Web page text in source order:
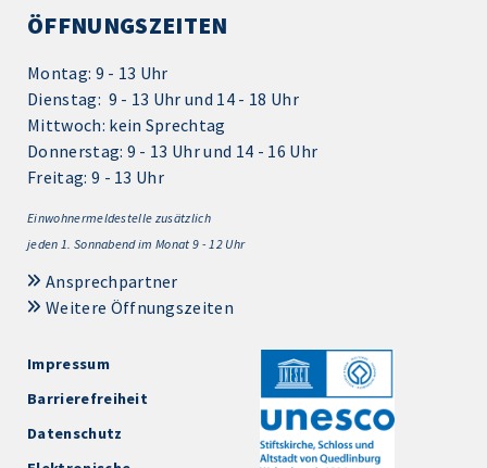
ÖFFNUNGSZEITEN
Montag: 9 - 13 Uhr
Dienstag: 9 - 13 Uhr und 14 - 18 Uhr
Mittwoch: kein Sprechtag
Donnerstag: 9 - 13 Uhr und 14 - 16 Uhr
Freitag: 9 - 13 Uhr
Einwohnermeldestelle zusätzlich
jeden 1. Sonnabend im Monat 9 - 12 Uhr
Ansprechpartner
Weitere Öffnungszeiten
Impressum
Barrierefreiheit
Datenschutz